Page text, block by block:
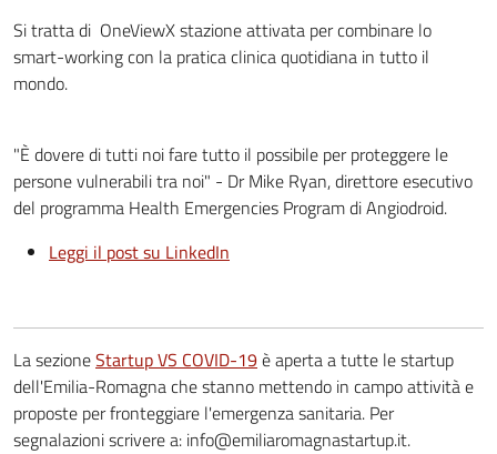
Si tratta di OneViewX stazione attivata per combinare lo
smart-working con la pratica clinica quotidiana in tutto il
mondo.
"È dovere di tutti noi fare tutto il possibile per proteggere le
persone vulnerabili tra noi" - Dr Mike Ryan, direttore esecutivo
del programma Health Emergencies Program di Angiodroid.
Leggi il post su LinkedIn
La sezioneStartup VS COVID-19è aperta a tutte le startup
dell'Emilia-Romagna che stanno mettendo in campo attività e
proposte per fronteggiare l'emergenza sanitaria. Per
segnalazioni scrivere a: info@emiliaromagnastartup.it.